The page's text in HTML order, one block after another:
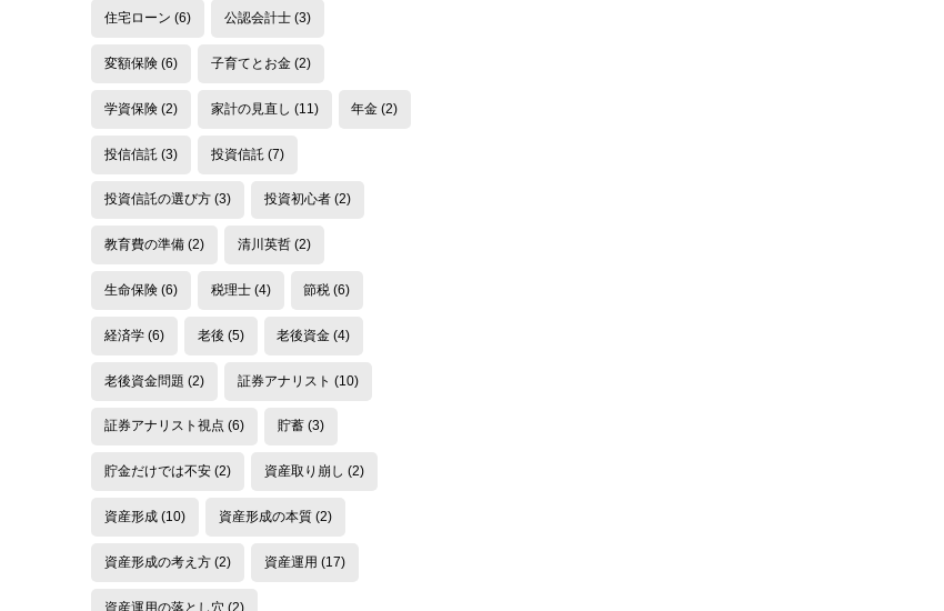
住宅ローン (6) 公認会計士(3)
変額保険(6) 子育てとお金(2)
学資保険(2) 家計の見直し (11) 年金 (2)
投信信託 (3) 投資信託 (7)
投資信託の選び方(3) 投資初心者(2)
教育費の準備(2) 清川英哲(2)
生命保険(6) 税理士(4) 節税 (6)
経済学(6) 老後 (5) 老後資金 (4)
老後資金問題 (2) 証券アナリスト (10)
証券アナリスト視点 (6) 貯蓄(3)
貯金だけでは不安(2) 資産取り崩し (2)
資産形成(10) 資産形成の本質(2)
資産形成の考え方(2) 資産運用 (17)
資産運用の落とし穴 (2)